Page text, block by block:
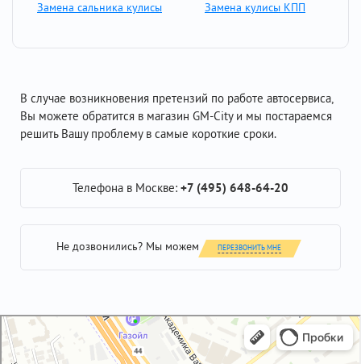
Замена сальника кулисы
Замена кулисы КПП
В случае возникновения претензий по работе автосервиса,
Вы можете обратится в магазин GM-City и мы постараемся
решить Вашу проблему в самые короткие сроки.
Телефона в Москве: +7 (495) 648-64-20
Не дозвонились? Мы можем ПЕРЕЗВОНИТЬ МНЕ
GM-City&VAG-Repair
Автосервис, автотехцентр в Москве
Магазин автозапчастей и автотоваров в Москве